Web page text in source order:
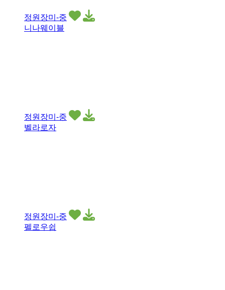
정원장미-중
니나웨이블
정원장미-중
벨라로자
정원장미-중
펠로우쉽